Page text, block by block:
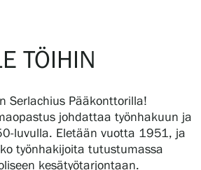
TÖIHIN
Serlachius Pääkonttorilla!
johdattaa työnhakuun ja
luvulla. Eletään vuotta 1951, ja
työnhakijoita tutustumassa
kesätyötarjontaan.